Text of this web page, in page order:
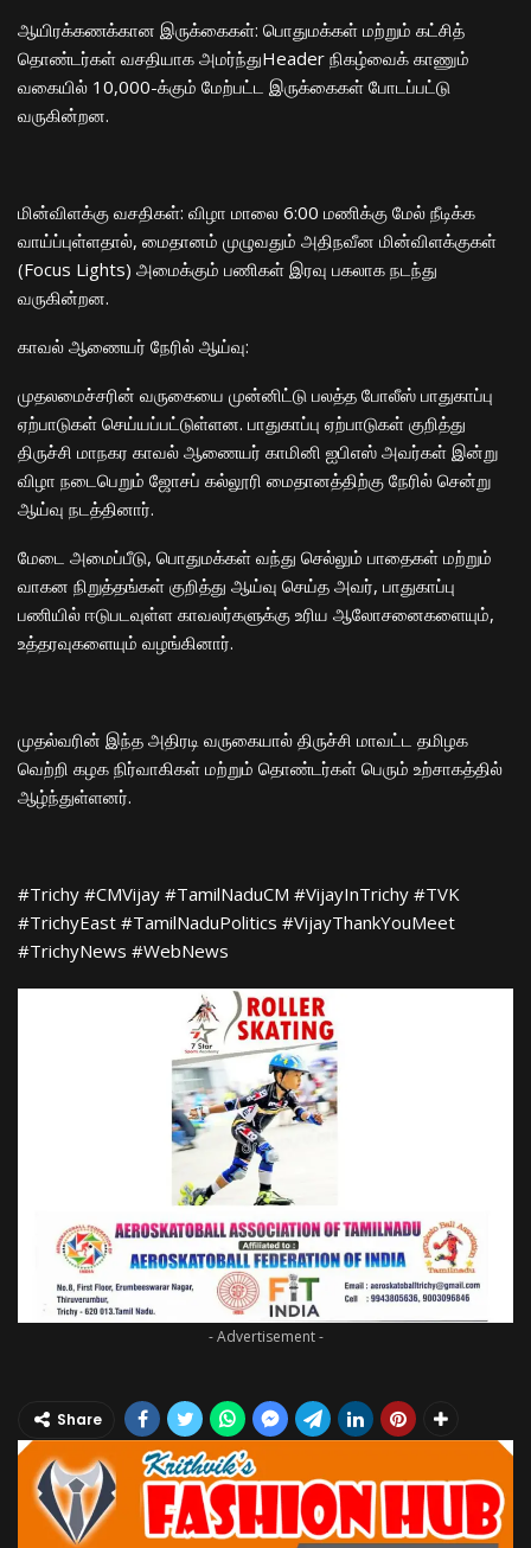
​ஆயிரக்கணக்கான இருக்கைகள்: பொதுமக்கள் மற்றும் கட்சித்
தொண்டர்கள் வசதியாக அமர்ந்துHeader நிகழ்வைக் காணும்
வகையில் 10,000-க்கும் மேற்பட்ட இருக்கைகள் போடப்பட்டு
வருகின்றன.
​மின்விளக்கு வசதிகள்: விழா மாலை 6:00 மணிக்கு மேல் நீடிக்க
வாய்ப்புள்ளதால், மைதானம் முழுவதும் அதிநவீன மின்விளக்குகள்
(Focus Lights) அமைக்கும் பணிகள் இரவு பகலாக நடந்து
வருகின்றன.
​காவல் ஆணையர் நேரில் ஆய்வு:
​முதலமைச்சரின் வருகையை முன்னிட்டு பலத்த போலீஸ் பாதுகாப்பு
ஏற்பாடுகள் செய்யப்பட்டுள்ளன. பாதுகாப்பு ஏற்பாடுகள் குறித்து
திருச்சி மாநகர காவல் ஆணையர் காமினி ஐபிஎஸ் அவர்கள் இன்று
விழா நடைபெறும் ஜோசப் கல்லூரி மைதானத்திற்கு நேரில் சென்று
ஆய்வு நடத்தினார்.
​மேடை அமைப்பீடு, பொதுமக்கள் வந்து செல்லும் பாதைகள் மற்றும்
வாகன நிறுத்தங்கள் குறித்து ஆய்வு செய்த அவர், பாதுகாப்பு
பணியில் ஈடுபடவுள்ள காவலர்களுக்கு உரிய ஆலோசனைகளையும்,
உத்தரவுகளையும் வழங்கினார்.
​முதல்வரின் இந்த அதிரடி வருகையால் திருச்சி மாவட்ட தமிழக
வெற்றி கழக நிர்வாகிகள் மற்றும் தொண்டர்கள் பெரும் உற்சாகத்தில்
ஆழ்ந்துள்ளனர்.
​#Trichy #CMVijay #TamilNaduCM #VijayInTrichy #TVK
#TrichyEast #TamilNaduPolitics #VijayThankYouMeet
#TrichyNews #WebNews
- Advertisement -
Share